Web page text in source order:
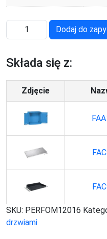
PERFOM12016
Dodaj do
Składa się z:
Zdjęcie
SKU: PERFOM12016
drzwiami